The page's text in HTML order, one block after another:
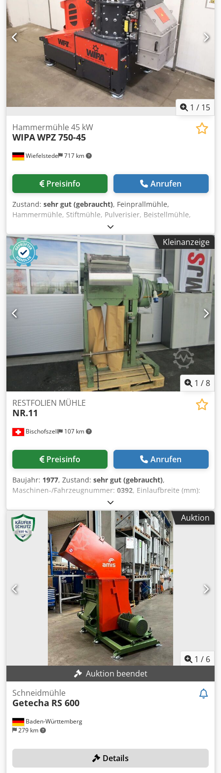
1 / 15
Wiefelstede 717 km
Hammermühle 45 kW
WIPAWPZ 750-45
Preisinfo Anrufen
Zustand: sehr gut (gebraucht), Feinprallmühle,
Hammermühle, Stiftmühle, Pulverisier, Beistellmühle,
Granulator, Schredder, Pulvermühle, Granulatmühle,
Granulator, Rotormühle, Recyclingtechnik, Agglomerator -
Zustand: ungebraucht, ohne Steuerung -Hersteller: WIPA,
Beistellmühle Hammermühle -Typ: WPZ 750-45 -
Antriebsmotor: 45 kW -Anzahl Schlägel: 4 Stück -Anzahl
Gegenmesser: 6 Stück -Einwurf: Ø 400 mm Dsdpfozbk Tiex
Aaxjck -Auswurf: Höhe verstellbar -Anzahl: 3 Stück
vorhanden -Preis: pro Stück -Abmessungen:
1160/2335/H1550 mm -Gewicht: 2100 kg
Kleinanzeige
1 /8
Bischofszell 107 km
RESTFOLIEN MÜHLE
NR.11
Preisinfo Anrufen
Baujahr: 1977, Zustand: sehr gut (gebraucht),
Maschinen-/Fahrzeugnummer: 0392, Einlaufbreite (mm):
500 Kw: 7.5 Dedpodt Rthofx Aaxeck A: 380
Auktion
1 / 6
Auktion beendet
Baden-Württemberg
279 km
Schneidmühle
Getecha RS 600
Details